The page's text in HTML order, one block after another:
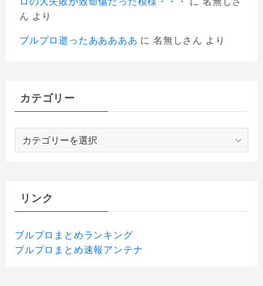
ん より
ブルプロ逝ったあああああ に 名無しさん より
カテゴリー
ーリンク
ブルプロまとめランキング
ブルプロまとめ速報アンテナ